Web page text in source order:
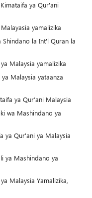
ya Qur'ani
yamalizika
Shindano la Int'l Quran la
Malaysia yamalizika
Malaysia yataanza
ya Qur’ani Malaysia
wa Mashindano ya
ya Qur'ani ya Malaysia
ya Mashindano ya
Malaysia Yamalizika,